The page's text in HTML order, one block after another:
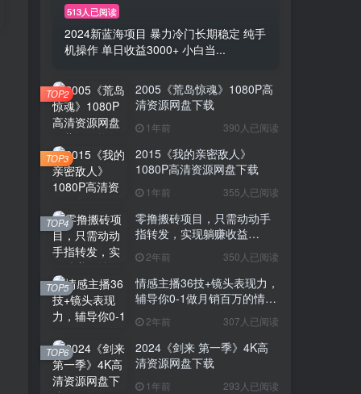
513人已阅读
2024新蓝海项目 暴力冷门长期稳定 纯手
机操作 单日收益3000+ 小白当...
2005《荒岛惊魂》1080P高
清资源网盘下载
1年前 390人已阅读
TOP2
2015《我的亲密敌人》
1080P高清资源网盘下载
1年前 355人已阅读
TOP3
零撸搬砖项目，只需动动手
指转发，实现躺赚收益
2年前 350人已阅读
TOP4
情感主播36技+镜头表现力，
辅导你0-1做月销百万的情感
2年前 307人已阅读
TOP5
2024《剑来 第一季》4K高
清资源网盘下载
1年前 293人已阅读
TOP6